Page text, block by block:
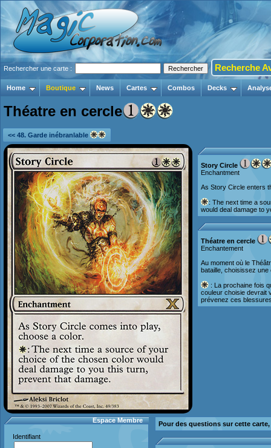
Rechercher une carte : Recherche
Home Boutique News Cartes Combos Decks
Théatre en cercle
<< 48. Garde inébranlable
Story Circle
Enchantment
As Story Circle enters
: The next time a
would deal damage to
Théatre en cercle
Enchantement
Au moment où le
bataille, choisissez une
: La prochaine fois
couleur choisie devrait
prévenez ces
Espace Membre
Identifiant
Pour des questions sur cette